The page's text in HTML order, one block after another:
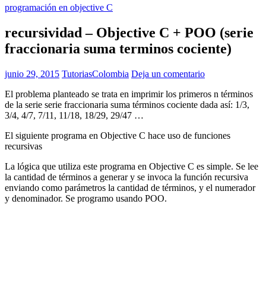
programación en objective C
recursividad – Objective C + POO (serie
fraccionaria suma terminos cociente)
junio 29, 2015 TutoriasColombia Deja un comentario
El problema planteado se trata en imprimir los primeros n términos
de la serie serie fraccionaria suma términos cociente dada así: 1/3,
3/4, 4/7, 7/11, 11/18, 18/29, 29/47 …
El siguiente programa en Objective C hace uso de funciones
recursivas
La lógica que utiliza este programa en Objective C es simple. Se lee
la cantidad de términos a generar y se invoca la función recursiva
enviando como parámetros la cantidad de términos, y el numerador
y denominador. Se programo usando POO.